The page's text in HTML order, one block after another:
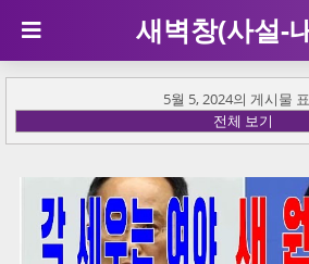
새벽창(사설-
5월 5, 2024의 게시물
전체 보기